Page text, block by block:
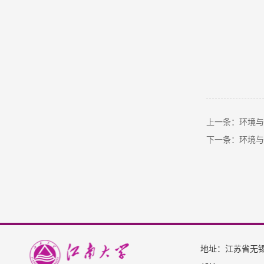
上一条：环境
下一条：环境
地址：江苏省无